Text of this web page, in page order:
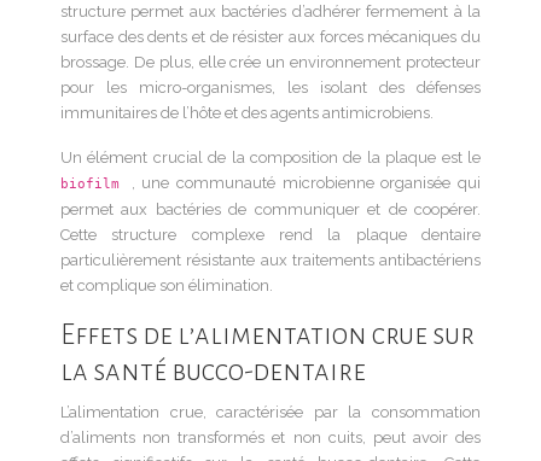
structure permet aux bactéries d’adhérer fermement à la
surface des dents et de résister aux forces mécaniques du
brossage. De plus, elle crée un environnement protecteur
pour les micro-organismes, les isolant des défenses
immunitaires de l’hôte et des agents antimicrobiens.
Un élément crucial de la composition de la plaque est le
biofilm , une communauté microbienne organisée qui
permet aux bactéries de communiquer et de coopérer.
Cette structure complexe rend la plaque dentaire
particulièrement résistante aux traitements antibactériens
et complique son élimination.
Effets de l’alimentation crue sur
la santé bucco-dentaire
L’alimentation crue, caractérisée par la consommation
d’aliments non transformés et non cuits, peut avoir des